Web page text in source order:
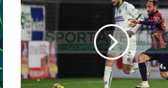
-
Dossena
atterrato
a
Elmas:
"Salto
definitivo